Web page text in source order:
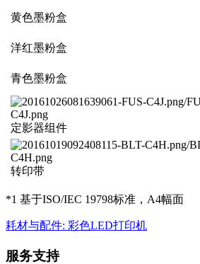
黄色墨粉盒
洋红墨粉盒
青色墨粉盒
定影器组件
转印带
*1 基于ISO/IEC 19798标准，A4幅面
耗材与配件: 彩色LED打印机
服务支持